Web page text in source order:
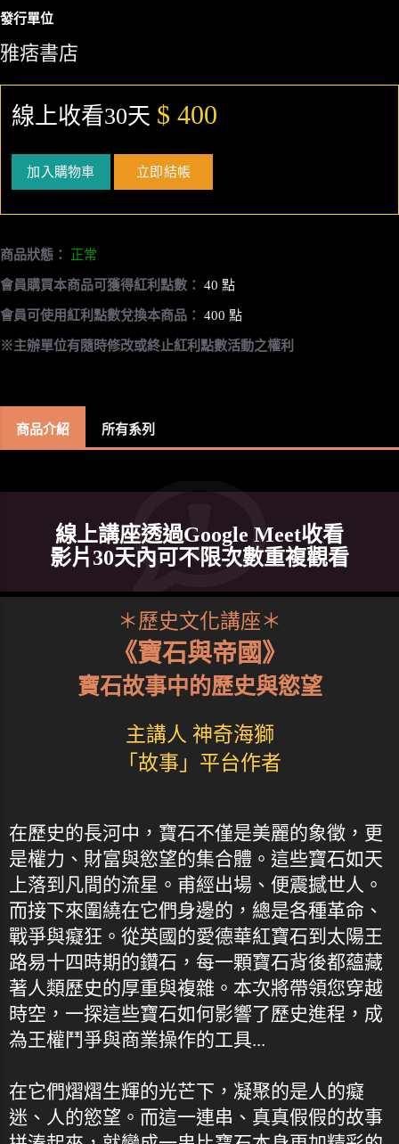
發行單位
雅痞書店
線上收看30天 $ 400
加入購物車 立即結帳
商品狀態： 正常
會員購買本商品可獲得紅利點數： 40 點
會員可使用紅利點數兌換本商品： 400 點
※主辦單位有隨時修改或終止紅利點數活動之權利
商品介紹 所有系列
線上講座透過Google Meet收看
影片30天內可不限次數重複觀看
＊歷史文化講座＊
《寶石與帝國》
寶石故事中的歷史與慾望
主講人 神奇海獅
「故事」平台作者
在歷史的長河中，寶石不僅是美麗的象徵，更
是權力、財富與慾望的集合體。這些寶石如天
上落到凡間的流星。甫經出場、便震撼世人。
而接下來圍繞在它們身邊的，總是各種革命、
戰爭與癡狂。從英國的愛德華紅寶石到太陽王
路易十四時期的鑽石，每一顆寶石背後都蘊藏
著人類歷史的厚重與複雜。本次將帶領您穿越
時空，一探這些寶石如何影響了歷史進程，成
為王權鬥爭與商業操作的工具...
在它們熠熠生輝的光芒下，凝聚的是人的癡
迷、人的慾望。而這一連串、真真假假的故事